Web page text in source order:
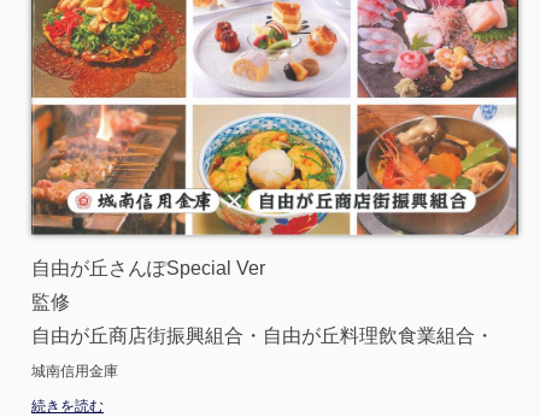
自由が丘さんぽSpecial Ver
監修
自由が丘商店街振興組合・自由が丘料理飲食業組合・
城南信用金庫
続きを読む